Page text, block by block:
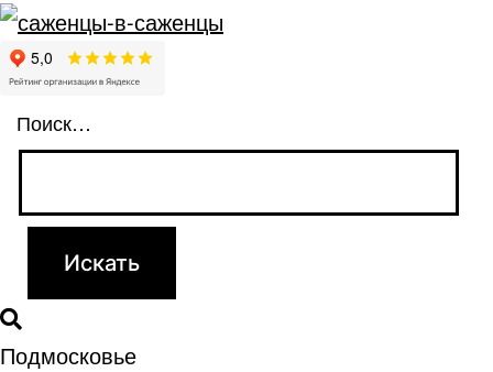
Поиск…
Подмосковье